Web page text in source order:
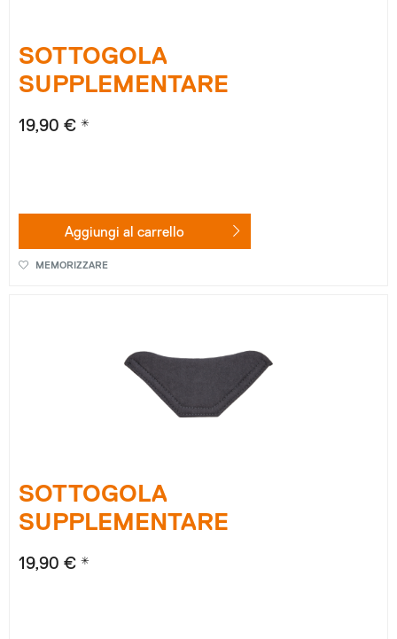
SOTTOGOLA
SUPPLEMENTARE
19,90 € *
Aggiungi al carrello
MEMORIZZARE
SOTTOGOLA
SUPPLEMENTARE
19,90 € *